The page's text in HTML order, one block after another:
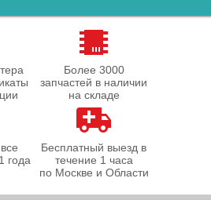
Более 3000
запчастей в наличии
на складе
года
Бесплатный выезд в
течение 1 часа
по Москве и Области